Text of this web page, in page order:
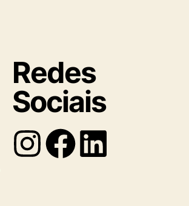
Redes
Sociais